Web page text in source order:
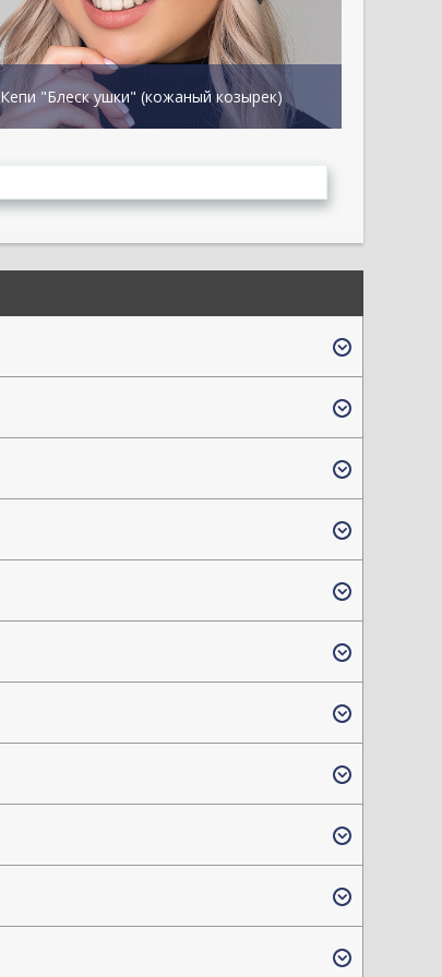
Кепи "Блеск ушки" (кожаный козырек)